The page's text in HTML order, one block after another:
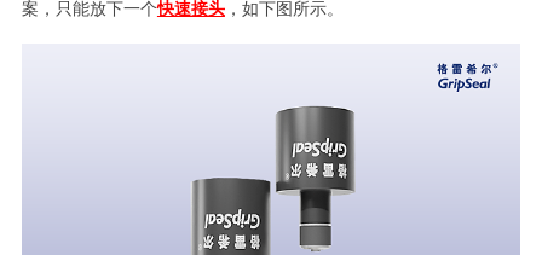
案，只能放下一个快速接头，如下图所示。